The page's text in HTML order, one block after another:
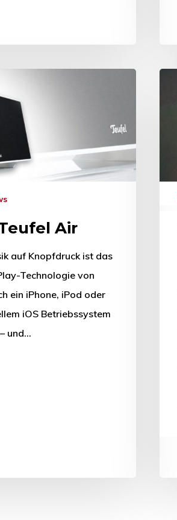
Air
auf Knopfdruck ist das
Technologie von
ein iPhone, iPod oder
iOS Betriebssystem
und…